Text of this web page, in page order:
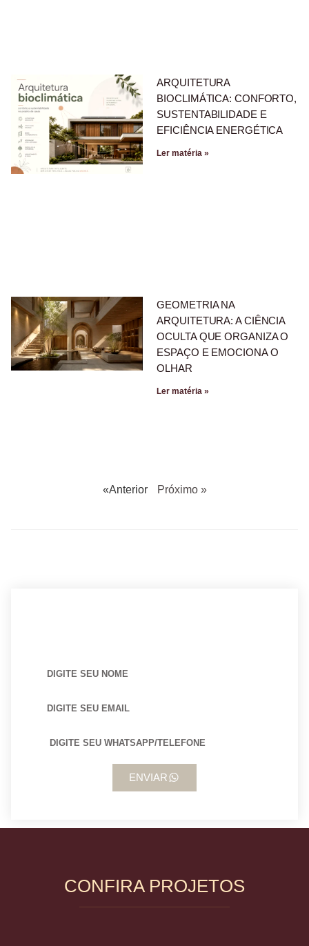
ARQUITETURA
BIOCLIMÁTICA: CONFORTO,
SUSTENTABILIDADE E
EFICIÊNCIA ENERGÉTICA
Ler matéria »
GEOMETRIA NA
ARQUITETURA: A CIÊNCIA
OCULTA QUE ORGANIZA O
ESPAÇO E EMOCIONA O
OLHAR
Ler matéria »
«Anterior Próximo »
ENVIAR
CONFIRA PROJETOS